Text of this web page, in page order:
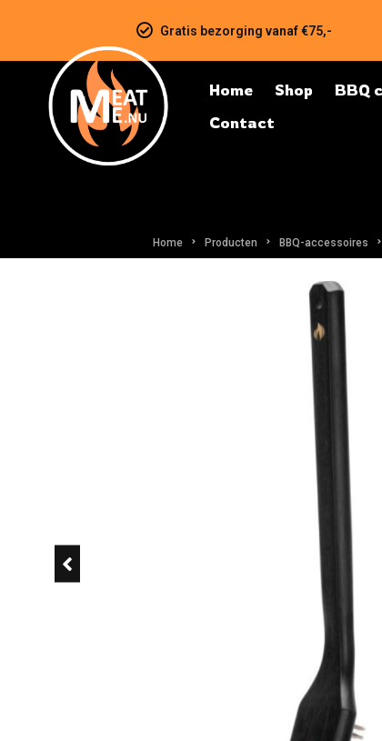
Gratis bezorging vanaf €75,-
Home Shop BBQ
Contact
Home Producten BBQ-accessoires